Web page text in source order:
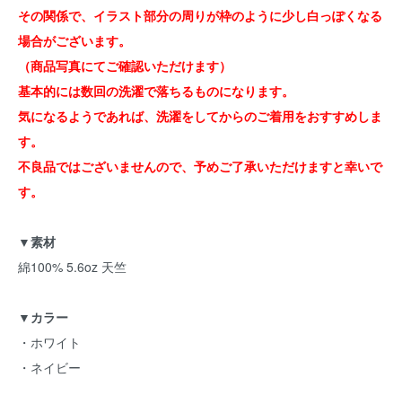
その関係で、イラスト部分の周りが枠のように少し白っぽくなる
場合がございます。
（商品写真にてご確認いただけます）
基本的には数回の洗濯で落ちるものになります。
気になるようであれば、洗濯をしてからのご着用をおすすめしま
す。
不良品ではございませんので、予めご了承いただけますと幸いで
す。
▼素材
綿100% 5.6oz 天竺
▼カラー
・ホワイト
・ネイビー